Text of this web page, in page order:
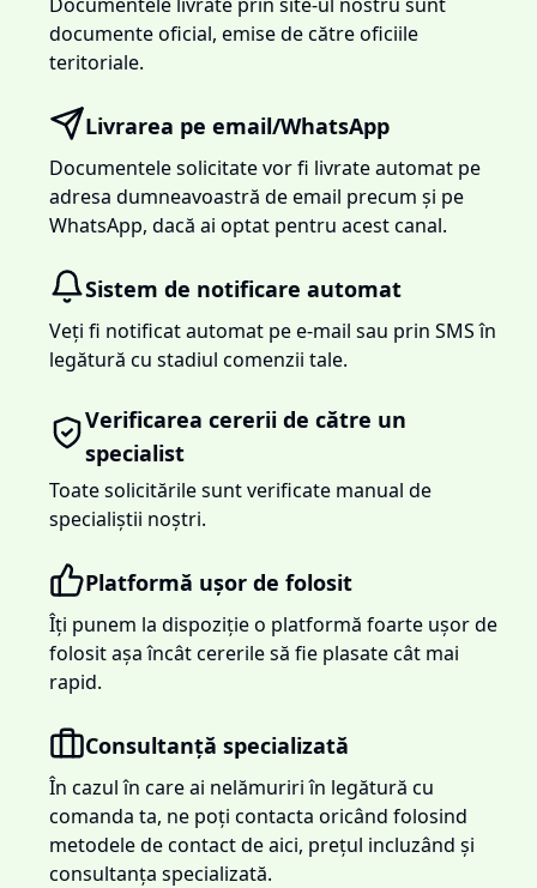
documente oficial, emise de către oficiile
teritoriale.
Livrarea pe email/WhatsApp
Documentele solicitate vor fi livrate automat pe
adresa dumneavoastră de email precum și pe
WhatsApp, dacă ai optat pentru acest canal.
Sistem de notificare automat
Veți fi notificat automat pe e-mail sau prin SMS în
legătură cu stadiul comenzii tale.
Verificarea cererii de către un
specialist
Toate solicitările sunt verificate manual de
specialiștii noștri.
Platformă ușor de folosit
Îți punem la dispoziție o platformă foarte ușor de
folosit așa încât cererile să fie plasate cât mai
rapid.
Consultanță specializată
În cazul în care ai nelămuriri în legătură cu
comanda ta, ne poți contacta oricând folosind
metodele de contact de aici, prețul incluzând și
consultanța specializată.